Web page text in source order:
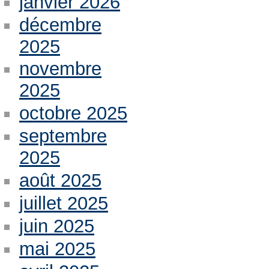
décembre
2025
novembre
2025
octobre 2025
septembre
2025
août 2025
juillet 2025
juin 2025
mai 2025